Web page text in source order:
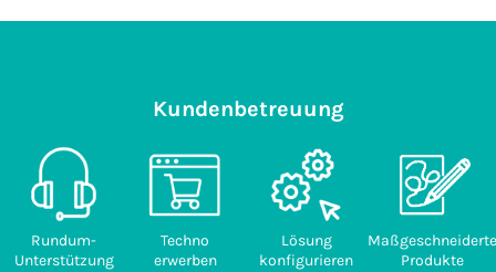
Kundenbetreuung
Rundum-
Unterstützung
Techno
erwerben
Lösung
konfigurieren
Maßgeschneiderte
Produkte